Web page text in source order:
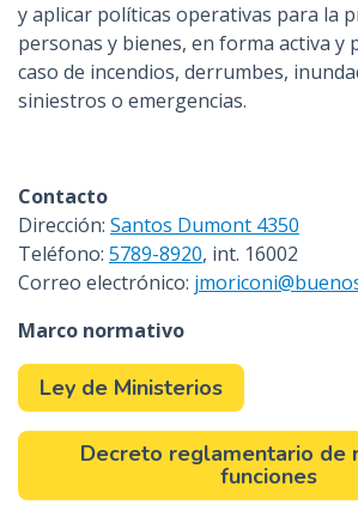
y aplicar políticas operativas para la
personas y bienes, en forma activa y
caso de incendios, derrumbes,
siniestros o emergencias.
Contacto
Dirección: Santos Dumont 4350
Teléfono: 5789-8920, int. 16002
Correo electrónico:
Marco normativo
Ley de Ministerios
Decreto reglamentario de
funciones